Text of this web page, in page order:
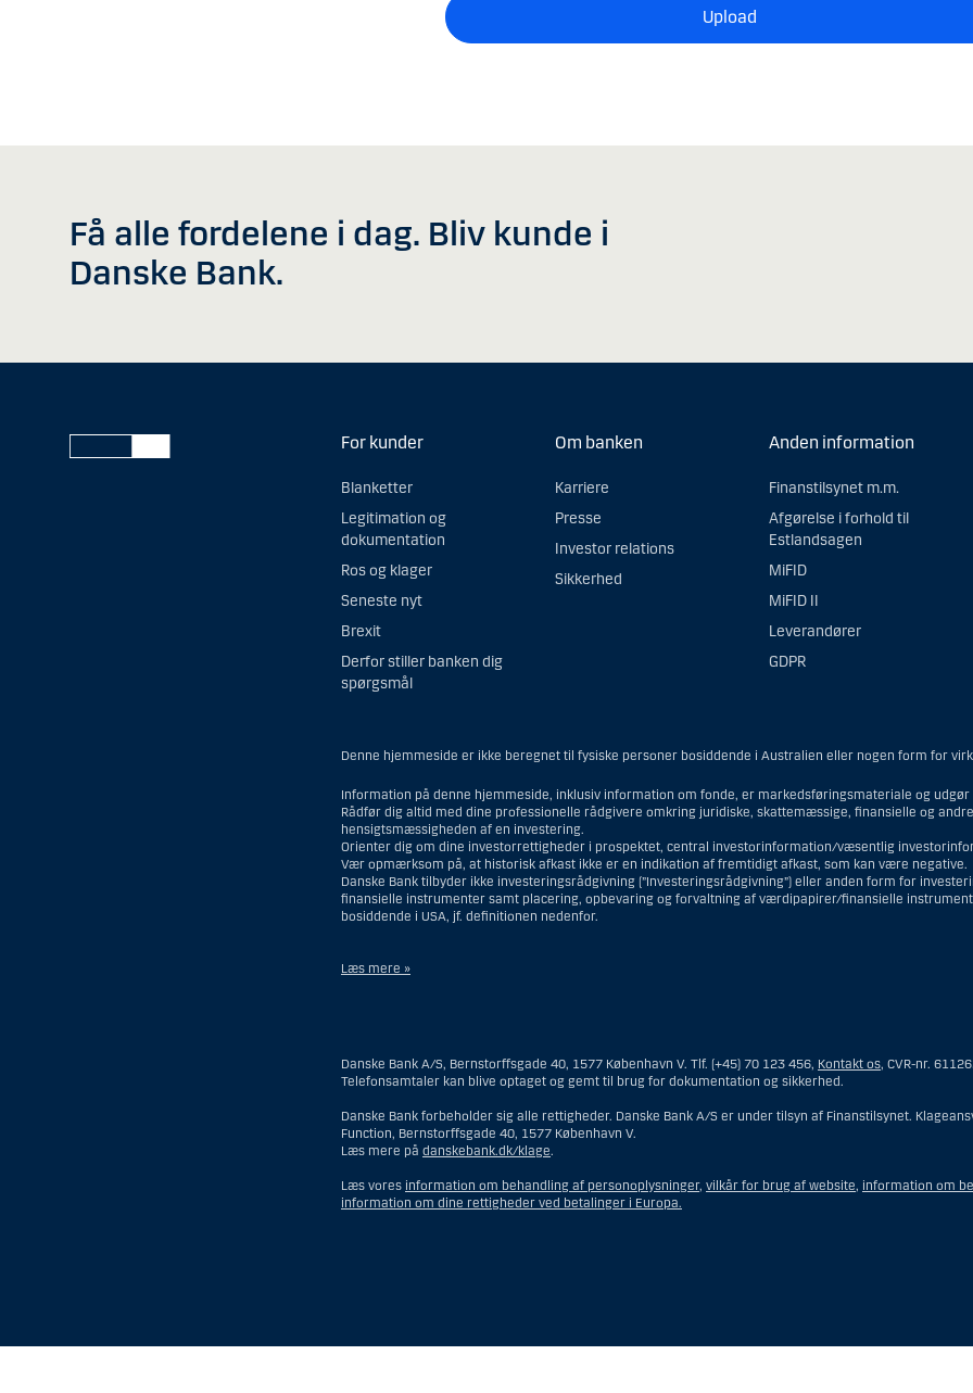
Upload
Få alle fordelene i dag. Bliv kunde i
Danske Bank.
For kunder
Blanketter
Legitimation og
dokumentation
Ros og klager
Seneste nyt
Brexit
Derfor stiller banken dig
spørgsmål
Om banken
Karriere
Presse
Investor relations
Sikkerhed
Anden information
Finanstilsynet m.m.
Afgørelse i forhold til
Estlandsagen
MiFID
MiFID II
Leverandører
GDPR
Denne hjemmeside er ikke beregnet til fysiske personer bosiddende i Australien eller nogen form for
Information på denne hjemmeside, inklusiv information om fonde, er markedsføringsmateriale og
Rådfør dig altid med dine professionelle rådgivere omkring juridiske, skattemæssige, finansielle og
hensigtsmæssigheden af en investering.
Orienter dig om dine investorrettigheder i prospektet, central investorinformation/væsentlig
Vær opmærksom på, at historisk afkast ikke er en indikation af fremtidigt afkast, som kan være negative.
Danske Bank tilbyder ikke investeringsrådgivning (”Investeringsrådgivning”) eller anden form for
finansielle instrumenter samt placering, opbevaring og forvaltning af værdipapirer/finansielle
bosiddende i USA, jf. definitionen nedenfor.
Læs mere »
I forhold til Investeringsrådgivning skal en person hjemmehørende og bosiddende i USA forstås som
En fysisk person hjemmehørende og bosiddende i USA.
En virksomhed eller et interessentskab som er registreret eller organiseret i USA, men som ikke er
tilhørende en person hjemmehørende og bosiddende i USA, som har en gyldig forretningsmæssig
Et rådgivningscenter eller en repræsentation tilhørende et udenlandsk selskab med base i USA.
Et bo, hvor en person hjemmehørende og bosiddende i USA fungerer som bobestyrer eller
En ikke-diskretionær konto ejet af en person hjemmehørende og bosiddende i USA eller en
Danske Bank A/S, Bernstorffsgade 40, 1577 København V. Tlf. (+45) 70 123 456, Kontakt os, CVR-nr.
Telefonsamtaler kan blive optaget og gemt til brug for dokumentation og sikkerhed.
Danske Bank forbeholder sig alle rettigheder. Danske Bank A/S er under tilsyn af Finanstilsynet.
Function, Bernstorffsgade 40, 1577 København V.
Læs mere på danskebank.dk/klage.
Læs vores information om behandling af personoplysninger, vilkår for brug af website, information om
information om dine rettigheder ved betalinger i Europa.